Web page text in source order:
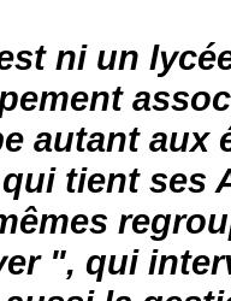
ni un
autant aux
tient ses
", qui